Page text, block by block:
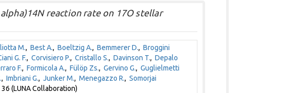
reaction rate on 17O stellar
M., Best A., Boeltzig A., Bemmerer D., Broggini
G. F., Corvisiero P., Cristallo S., Davinson T., Depalo
F., Formicola A., Fülöp Zs., Gervino G., Guglielmetti
, Imbriani G., Junker M., Menegazzo R., Somorjai
36 (LUNA Collaboration)